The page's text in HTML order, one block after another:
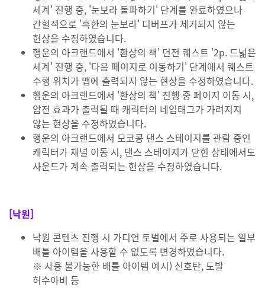
세계' 진행 중, '눈보라 돌파하기' 단계를 완료하였으나
간헐적으로 '혹한의 눈보라' 디버프가 제거되지 않는
현상을 수정하였습니다.
행운의 아크랜드에서 '환상의 책' 던전 퀘스트 '2p. 드넓은
세계' 진행 중, '다음 페이지로 이동하기' 단계에서 퀘스트
수행 위치가 맵에 출력되지 않는 현상을 수정하였습니다.
행운의 아크랜드에서 '환상의 책' 진행 중 페이지 이동 시,
암전 효과가 출력될 때 캐릭터의 네임태그가 가려지지
않는 현상을 수정하였습니다.
행운의 아크랜드에서 모코콩 댄스 스테이지를 관람 중인
캐릭터가 채널 이동 시, 댄스 스테이지가 닫힌 상태에서도
사운드가 계속 출력되는 현상을 수정하였습니다.
[낙원]
낙원 콘텐츠 진행 시 가디언 토벌에서 주로 사용되는 일부
배틀 아이템을 사용할 수 없도록 변경하였습니다.
※ 사용 불가능한 배틀 아이템 예시) 신호탄, 도발
허수아비 등